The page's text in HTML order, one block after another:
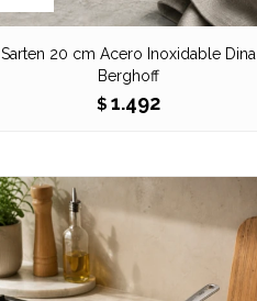
Sarten 20 cm Acero Inoxidable Dina
Berghoff
$ 1.492